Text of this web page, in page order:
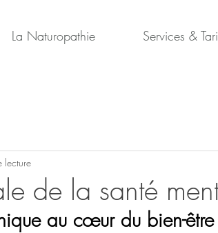
La Naturopathie Services &
de la santé
lecture
au cœur du bien-être